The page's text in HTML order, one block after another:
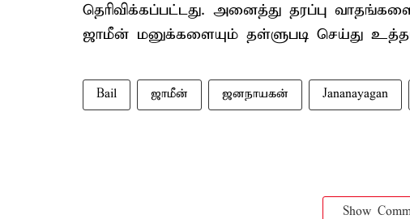
தெரிவிக்கப்பட்டது. அனைத்து தரப்பு
ஜாமீன் மனுக்களையும் தள்ளுபடி செய்து
Bail ஜாமீன் ஜனநாயகன் Jananayagan
Show